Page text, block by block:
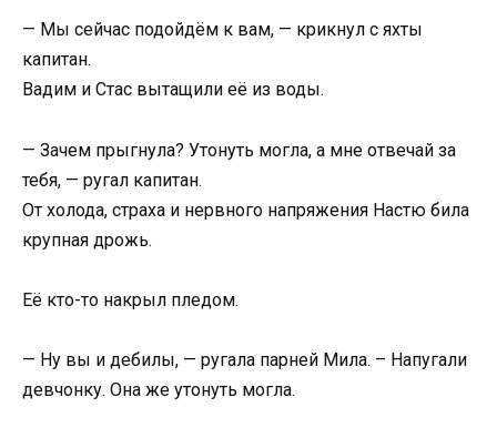
— Мы сейчас подойдём к вам, — крикнул с яхты
капитан.
Вадим и Стас вытащили её из воды.
— Зачем прыгнула? Утонуть могла, а мне отвечай за
тебя, — ругал капитан.
От холода, страха и нервного напряжения Настю била
крупная дрожь.
Её кто-то накрыл пледом.
— Ну вы и дебилы, — ругала парней Мила. – Напугали
девчонку. Она же утонуть могла.